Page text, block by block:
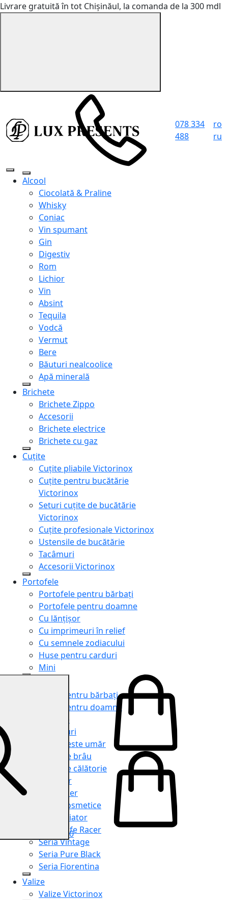
Livrare gratuită în tot Chișinăul, la comanda de la 300 mdl
078 334
488
ro
ru
Alcool
Ciocolată & Praline
Whisky
Coniac
Vin spumant
Gin
Digestiv
Rom
Lichior
Vin
Absint
Tequila
Vodcă
Vermut
Bere
Băuturi nealcoolice
Apă minerală
Brichete
Brichete Zippo
Accesorii
Brichete electrice
Brichete cu gaz
Cuțite
Cuțite pliabile Victorinox
Cuțite pentru bucătărie
Victorinox
Seturi cuțite de bucătărie
Victorinox
Cuțite profesionale Victorinox
Ustensile de bucătărie
Tacâmuri
Accesorii Victorinox
Portofele
Portofele pentru bărbați
Portofele pentru doamne
Cu lănțișor
Cu imprimeuri în relief
Cu semnele zodiacului
Huse pentru carduri
Mini
Genți pentru bărbați
Genți pentru doamne
Serviete
Rucsacuri
Genți peste umăr
Genți de brâu
Genți de călătorie
Shopper
Organiser
Truse cosmetice
Seria Aviator
Seria Cafe Racer
Seria Vintage
Seria Pure Black
Seria Fiorentina
Valize
Valize Victorinox
0